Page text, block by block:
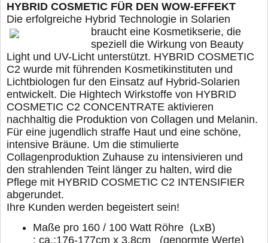
HYBRID COSMETIC FÜR DEN WOW-EFFEKT
Die erfolgreiche Hybrid Technologie in Solarien
braucht eine Kosmetikserie, die
speziell die Wirkung von Beauty
Light und UV-Licht unterstützt. HYBRID COSMETIC
C2 wurde mit führenden Kosmetikinstituten und
Lichtbiologen fur den Einsatz auf Hybrid-Solarien
entwickelt. Die Hightech Wirkstoffe von HYBRID
COSMETIC C2 CONCENTRATE aktivieren
nachhaltig die Produktion von Collagen und Melanin.
Für eine jugendlich straffe Haut und eine schöne,
intensive Bräune. Um die stimulierte
Collagenproduktion Zuhause zu intensivieren und
den strahlenden Teint länger zu halten, wird die
Pflege mit HYBRID COSMETIC C2 INTENSIFIER
abgerundet.
Ihre Kunden werden begeistert sein!
Maße pro 160 / 100 Watt Röhre (LxB)
: ca.:176-177cm x 3,8cm (genormte Werte)